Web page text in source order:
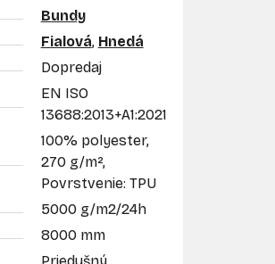
Bundy
Fialová, Hnedá
Dopredaj
EN ISO
13688:2013+A1:2021
100% polyester,
270 g/m²,
Povrstvenie: TPU
5000 g/m2/24h
8000 mm